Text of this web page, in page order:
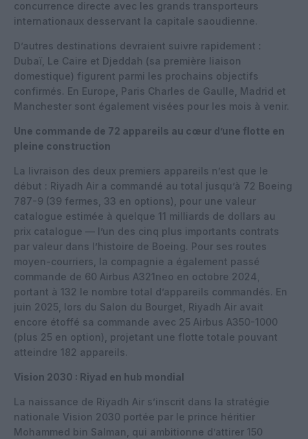
concurrence directe avec les grands transporteurs
internationaux desservant la capitale saoudienne.
D’autres destinations devraient suivre rapidement :
Dubaï, Le Caire et Djeddah (sa première liaison
domestique) figurent parmi les prochains objectifs
confirmés. En Europe, Paris Charles de Gaulle, Madrid et
Manchester sont également visées pour les mois à venir.
Une commande de 72 appareils au cœur d’une flotte en
pleine construction
La livraison des deux premiers appareils n’est que le
début : Riyadh Air a commandé au total jusqu’à 72 Boeing
787-9 (39 fermes, 33 en options), pour une valeur
catalogue estimée à quelque 11 milliards de dollars au
prix catalogue — l’un des cinq plus importants contrats
par valeur dans l’histoire de Boeing. Pour ses routes
moyen-courriers, la compagnie a également passé
commande de 60 Airbus A321neo en octobre 2024,
portant à 132 le nombre total d’appareils commandés. En
juin 2025, lors du Salon du Bourget, Riyadh Air avait
encore étoffé sa commande avec 25 Airbus A350-1000
(plus 25 en option), projetant une flotte totale pouvant
atteindre 182 appareils.
Vision 2030 : Riyad en hub mondial
La naissance de Riyadh Air s’inscrit dans la stratégie
nationale Vision 2030 portée par le prince héritier
Mohammed bin Salman, qui ambitionne d’attirer 150